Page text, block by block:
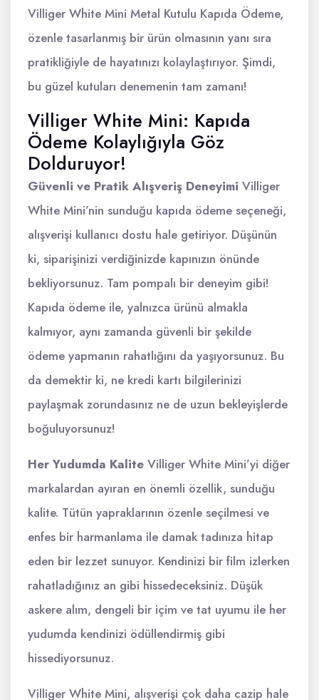
Villiger White Mini Metal Kutulu Kapıda Ödeme,
özenle tasarlanmış bir ürün olmasının yanı sıra
pratikliğiyle de hayatınızı kolaylaştırıyor. Şimdi,
bu güzel kutuları denemenin tam zamanı!
Villiger White Mini: Kapıda
Ödeme Kolaylığıyla Göz
Dolduruyor!
Güvenli ve Pratik Alışveriş Deneyimi Villiger
White Mini’nin sunduğu kapıda ödeme seçeneği,
alışverişi kullanıcı dostu hale getiriyor. Düşünün
ki, siparişinizi verdiğinizde kapınızın önünde
bekliyorsunuz. Tam pompalı bir deneyim gibi!
Kapıda ödeme ile, yalnızca ürünü almakla
kalmıyor, aynı zamanda güvenli bir şekilde
ödeme yapmanın rahatlığını da yaşıyorsunuz. Bu
da demektir ki, ne kredi kartı bilgilerinizi
paylaşmak zorundasınız ne de uzun bekleyişlerde
boğuluyorsunuz!
Her Yudumda Kalite Villiger White Mini’yi diğer
markalardan ayıran en önemli özellik, sunduğu
kalite. Tütün yapraklarının özenle seçilmesi ve
enfes bir harmanlama ile damak tadınıza hitap
eden bir lezzet sunuyor. Kendinizi bir film izlerken
rahatladığınız an gibi hissedeceksiniz. Düşük
askere alım, dengeli bir içim ve tat uyumu ile her
yudumda kendinizi ödüllendirmiş gibi
hissediyorsunuz.
Villiger White Mini, alışverişi çok daha cazip hale